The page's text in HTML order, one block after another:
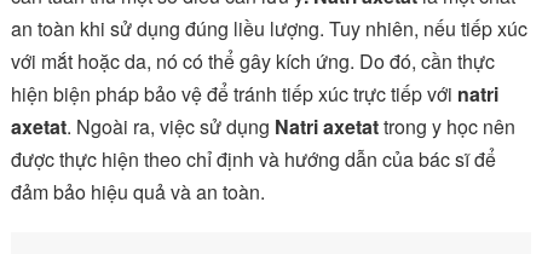
an toàn khi sử dụng đúng liều lượng. Tuy nhiên, nếu tiếp xúc
với mắt hoặc da, nó có thể gây kích ứng. Do đó, cần thực
hiện biện pháp bảo vệ để tránh tiếp xúc trực tiếp với natri
axetat. Ngoài ra, việc sử dụng Natri axetattrong y học nên
được thực hiện theo chỉ định và hướng dẫn của bác sĩ để
đảm bảo hiệu quả và an toàn.